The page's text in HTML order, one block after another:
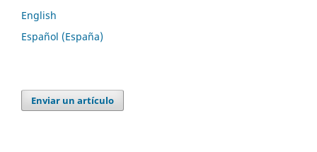
English
Español (España)
Enviar un artículo